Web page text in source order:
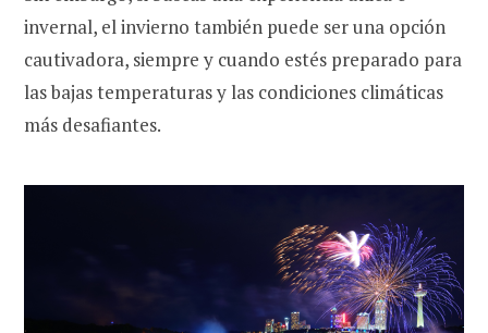
invernal, el invierno también puede ser una opción
cautivadora, siempre y cuando estés preparado para
las bajas temperaturas y las condiciones climáticas
más desafiantes.